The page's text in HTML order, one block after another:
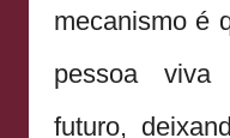
mecanismo é
pessoa viva
futuro,